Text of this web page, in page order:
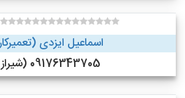
اسماعیل ایزدی (تعمیرکار)
09176343705 (شیراز)